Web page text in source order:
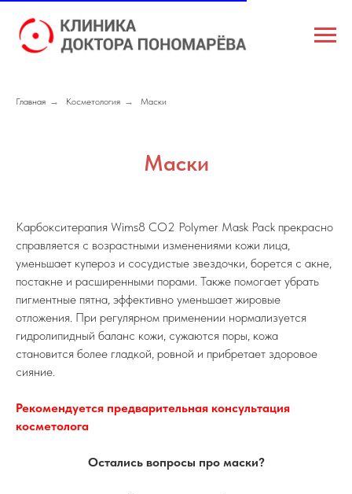
Главная → Косметология → Маски
Маски
Карбокситерапия Wims8 CO2 Polymer Mask Pack прекрасно
справляется с возрастными изменениями кожи лица,
уменьшает купероз и сосудистые звездочки, борется с акне,
постакне и расширенными порами. Также помогает убрать
пигментные пятна, эффективно уменьшает жировые
отложения. При регулярном применении нормализуется
гидролипидный баланс кожи, сужаются поры, кожа
становится более гладкой, ровной и прибретает здоровое
сияние.
Рекомендуется предварительная консультация
косметолога
Остались вопросы про маски?